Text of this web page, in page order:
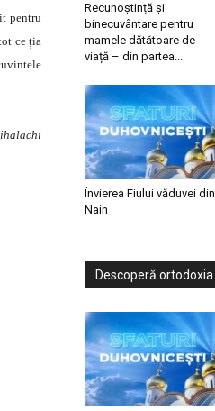
pentru
ce ția
Recunoștință și
binecuvântare pentru
mamele dătătoare de
viață – din partea...
Învierea Fiului văduvei din
Nain
Descoperă ortodoxia